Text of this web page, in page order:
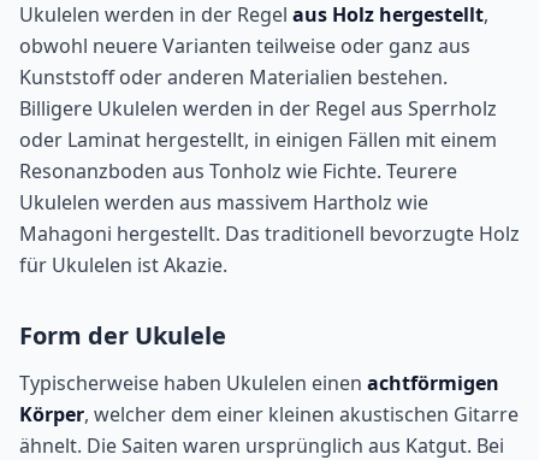
Ukulelen werden in der Regel aus Holz hergestellt,
obwohl neuere Varianten teilweise oder ganz aus
Kunststoff oder anderen Materialien bestehen.
Billigere Ukulelen werden in der Regel aus Sperrholz
oder Laminat hergestellt, in einigen Fällen mit einem
Resonanzboden aus Tonholz wie Fichte. Teurere
Ukulelen werden aus massivem Hartholz wie
Mahagoni hergestellt. Das traditionell bevorzugte Holz
für Ukulelen ist Akazie.
Form der Ukulele
Typischerweise haben Ukulelen einen achtförmigen
Körper, welcher dem einer kleinen akustischen Gitarre
ähnelt. Die Saiten waren ursprünglich aus Katgut. Bei